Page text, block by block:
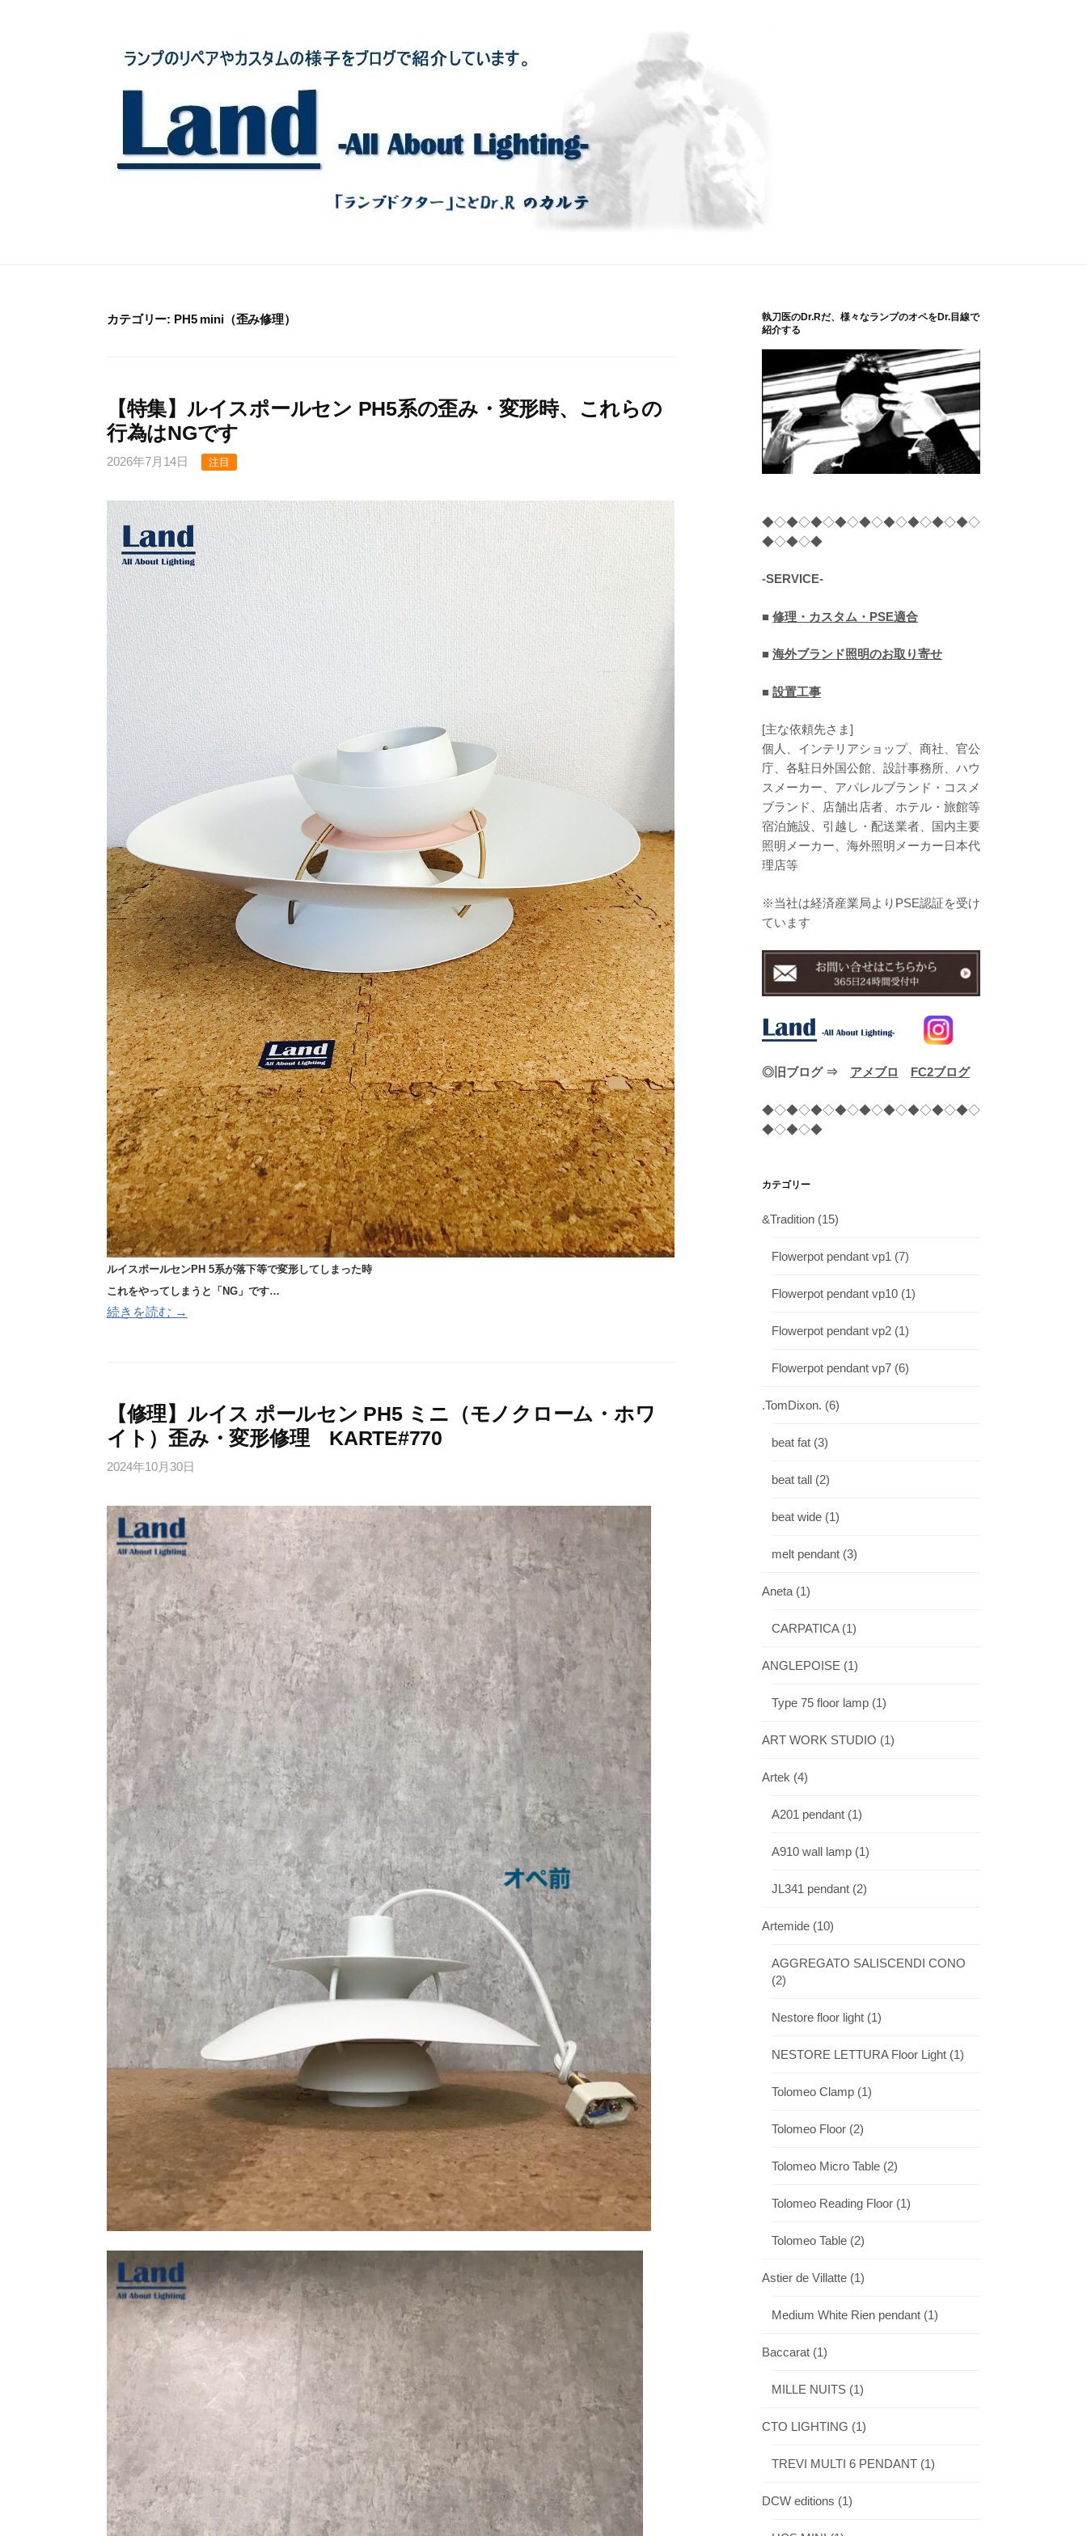
カテゴリー: PH5 mini（歪み修理）
【特集】ルイスポールセン PH5系の歪み・変形時、これらの
行為はNGです
2026年7月14日 注目
ルイスポールセンPH 5系が落下等で変形してしまった時
これをやってしまうと「NG」です…
続きを読む →
【修理】ルイス ポールセン PH5 ミニ（モノクローム・ホワ
イト）歪み・変形修理 KARTE#770
2024年10月30日
執刀医のDr.Rだ、様々なランプのオペをDr.目線で
紹介する
◆◇◆◇◆◇◆◇◆◇◆◇◆◇◆◇◆◇
◆◇◆◇◆
-SERVICE-
■ 修理・カスタム・PSE適合
■ 海外ブランド照明のお取り寄せ
■ 設置工事
[主な依頼先さま]
個人、インテリアショップ、商社、官公
庁、各駐日外国公館、設計事務所、ハウ
スメーカー、アパレルブランド・コスメ
ブランド、店舗出店者、ホテル・旅館等
宿泊施設、引越し・配送業者、国内主要
照明メーカー、海外照明メーカー日本代
理店等
※当社は経済産業局よりPSE認証を受け
ています
◎旧ブログ ⇒ アメブロ FC2ブログ
◆◇◆◇◆◇◆◇◆◇◆◇◆◇◆◇◆◇
◆◇◆◇◆
カテゴリー
&Tradition (15)
Flowerpot pendant vp1 (7)
Flowerpot pendant vp10 (1)
Flowerpot pendant vp2 (1)
Flowerpot pendant vp7 (6)
.TomDixon. (6)
beat fat (3)
beat tall (2)
beat wide (1)
melt pendant (3)
Aneta (1)
CARPATICA(1)
ANGLEPOISE (1)
Type 75 floor lamp (1)
ART WORK STUDIO (1)
Artek (4)
A201 pendant (1)
A910 wall lamp (1)
JL341 pendant (2)
Artemide (10)
AGGREGATO SALISCENDI CONO
(2)
Nestore floor light (1)
NESTORE LETTURA Floor Light (1)
Tolomeo Clamp (1)
Tolomeo Floor (2)
Tolomeo Micro Table (2)
Tolomeo Reading Floor (1)
Tolomeo Table (2)
Astier de Villatte (1)
Medium White Rien pendant (1)
Baccarat (1)
MILLE NUITS (1)
CTO LIGHTING (1)
TREVI MULTI 6 PENDANT (1)
DCW editions (1)